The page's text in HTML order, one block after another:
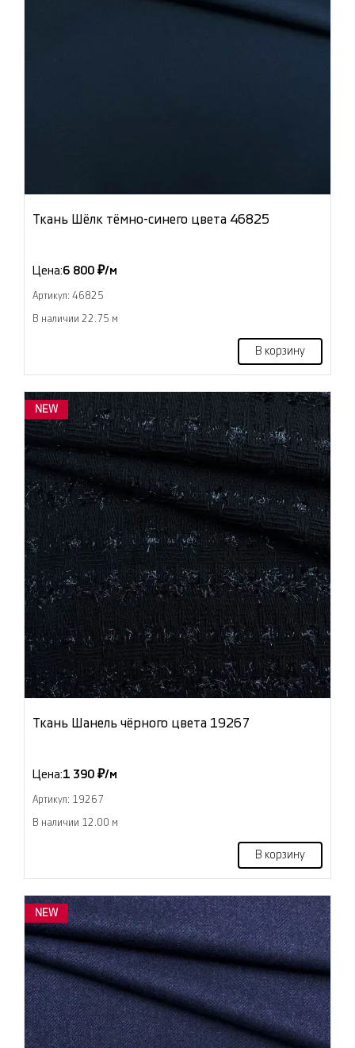
Ткань Шёлк тёмно-синего цвета 46825
Цена:6 800 ₽/м
Артикул: 46825
В наличии 22.75 м
В корзину
NEW
Ткань Шанель чёрного цвета 19267
Цена:1 390 ₽/м
Артикул: 19267
В наличии 12.00 м
В корзину
NEW